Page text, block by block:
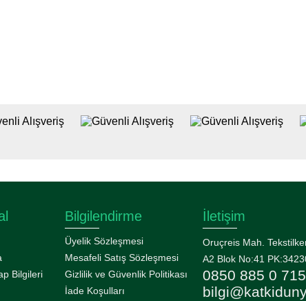
Bilgileri
Bilgilendirme
Üyelik Sözleşmesi
Mesafeli Satış Sözleşmesi
Gizlilik ve Güvenlik Politikası
İade Koşulları
İletişim
Oruçreis Mah.
A2 Blok No:41
0850 885 0 715